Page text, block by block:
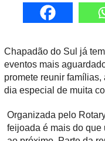
Chapadão do Sul já
eventos mais
promete reunir
dia especial de muita
Organizada pelo
feijoada é mais do